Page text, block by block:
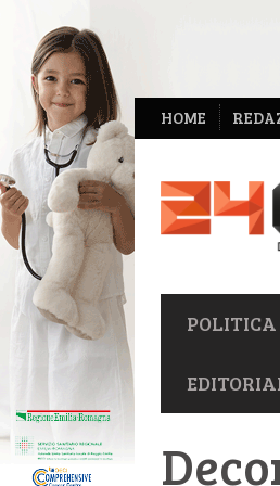
HOME
PRIMARIA
POLITICA